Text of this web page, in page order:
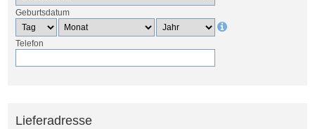
Geburtsdatum
Telefon
Lieferadresse